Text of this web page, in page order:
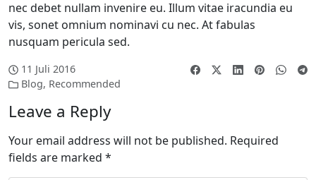
nec debet nullam invenire eu. Illum vitae iracundia eu
vis, sonet omnium nominavi cu nec. At fabulas
nusquam pericula sed.
11 Juli 2016
Blog, Recommended
Leave a Reply
Your email address will not be published. Required
fields are marked *